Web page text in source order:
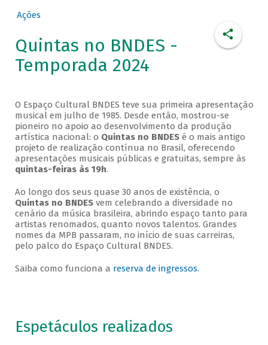
Ações
Quintas no BNDES -
Temporada 2024
O Espaço Cultural BNDES teve sua primeira apresentação
musical em julho de 1985. Desde então, mostrou-se
pioneiro no apoio ao desenvolvimento da produção
artística nacional: o Quintas no BNDESé o mais antigo
projeto de realização contínua no Brasil, oferecendo
apresentações musicais públicas e gratuitas, sempre às
quintas-feiras às 19h.
Ao longo dos seus quase 30 anos de existência, o
Quintas no BNDESvem celebrando a diversidade no
cenário da música brasileira, abrindo espaço tanto para
artistas renomados, quanto novos talentos. Grandes
nomes da MPB passaram, no início de suas carreiras,
pelo palco do Espaço Cultural BNDES.
Saiba como funciona a reserva de ingressos.
Espetáculos realizados